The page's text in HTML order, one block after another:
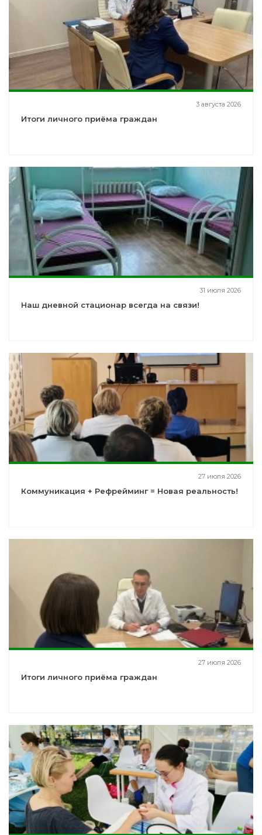
3 августа 2026
Итоги личного приёма граждан
31 июля 2026
Наш дневной стационар всегда на связи!
27 июля 2026
Коммуникация + Рефрейминг = Новая реальность!
27 июля 2026
Итоги личного приёма граждан